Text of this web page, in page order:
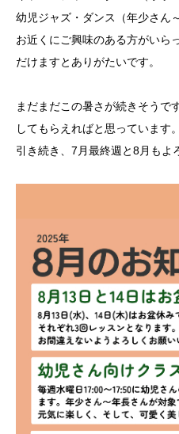
幼児ジャズ・ダンス（年少さん
お近くにご興味のある方がいら
だけますとありがたいです。
まだまだこの暑さが続きそうで
してもらえればと思っています。
引き続き、7月最終週と8月もよ